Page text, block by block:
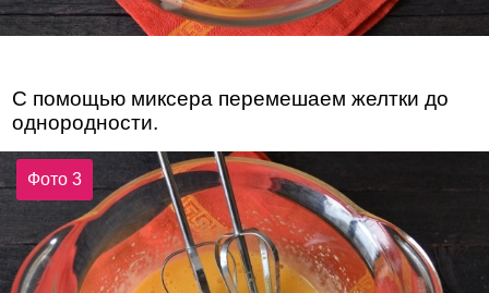
С помощью миксера перемешаем желтки до
однородности.
Фото 3